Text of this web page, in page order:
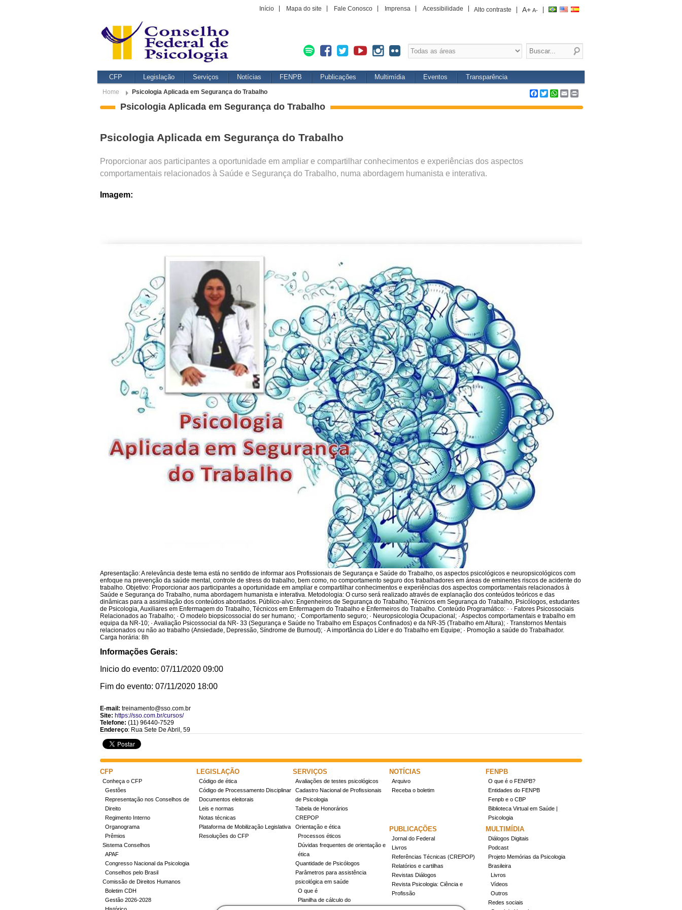
A+ A-
Alto contraste
Início Mapa do site Fale Conosco Imprensa Acessibilidade
CFP Legislação Serviços Notícias FENPB Publicações Multimídia Eventos Transparência
Home Psicologia Aplicada em Segurança do Trabalho Facebook
TwitterWhatsApp
Email
Psicologia Aplicada em Segurança do Trabalho
Psicologia Aplicada em Segurança do Trabalho
Proporcionar aos participantes a oportunidade em ampliar e compartilhar conhecimentos e experiências dos aspectos
comportamentais relacionados à Saúde e Segurança do Trabalho, numa abordagem humanista e interativa.
Imagem:
Apresentação: A relevância deste tema está no sentido de informar aos Profissionais de Segurança e Saúde do Trabalho, os aspectos psicológicos e neuropsicológicos com
enfoque na prevenção da saúde mental, controle de stress do trabalho, bem como, no comportamento seguro dos trabalhadores em áreas de eminentes riscos de acidente do
trabalho. Objetivo: Proporcionar aos participantes a oportunidade em ampliar e compartilhar conhecimentos e experiências dos aspectos comportamentais relacionados à
Saúde e Segurança do Trabalho, numa abordagem humanista e interativa. Metodologia: O curso será realizado através de explanação dos conteúdos teóricos e das
dinâmicas para a assimilação dos conteúdos abordados. Público-alvo: Engenheiros de Segurança do Trabalho, Técnicos em Segurança do Trabalho, Psicólogos, estudantes
de Psicologia, Auxiliares em Enfermagem do Trabalho, Técnicos em Enfermagem do Trabalho e Enfermeiros do Trabalho. Conteúdo Programático: · · Fatores Psicossociais
Relacionados ao Trabalho; · O modelo biopsicossocial do ser humano; · Comportamento seguro; · Neuropsicologia Ocupacional; · Aspectos comportamentais e trabalho em
equipa da NR-10; · Avaliação Psicossocial da NR- 33 (Segurança e Saúde no Trabalho em Espaços Confinados) e da NR-35 (Trabalho em Altura); · Transtornos Mentais
relacionados ou não ao trabalho (Ansiedade, Depressão, Síndrome de Burnout); · A importância do Líder e do Trabalho em Equipe; · Promoção a saúde do Trabalhador.
Carga horária: 8h
Informações Gerais:
Inicio do evento: 07/11/2020 09:00
Fim do evento: 07/11/2020 18:00
E-mail: treinamento@sso.com.br
Site: https://sso.com.br/cursos/
Telefone: (11) 96440-7529
Endereço: Rua Sete De Abril, 59
CFP
Conheça o CFP
Gestões
Representação nos Conselhos de
Direito
Regimento Interno
Organograma
Prêmios
Sistema Conselhos
APAF
Congresso Nacional da Psicologia
Conselhos pelo Brasil
Comissão de Direitos Humanos
Boletim CDH
Gestão 2026-2028
Histórico
LEGISLAÇÃO
Código de ética
Código de Processamento Disciplinar
Documentos eleitorais
Leis e normas
Notas técnicas
Plataforma de Mobilização Legislativa
Resoluções do CFP
SERVIÇOS
Avaliações de testes psicológicos
Cadastro Nacional de Profissionais
de Psicologia
Tabela de Honorários
CREPOP
Orientação e ética
Processos éticos
Dúvidas frequentes de orientação e
ética
Quantidade de Psicólogos
Parâmetros para assistência
psicológica em saúde
O que é
Planilha de cálculo do
NOTÍCIAS
Arquivo
Receba o boletim
FENPB
O que é o FENPB?
Entidades do FENPB
Fenpb e o CBP
Biblioteca Virtual em Saúde |
Psicologia
PUBLICAÇÕES
Jornal do Federal
Livros
Referências Técnicas (CREPOP)
Relatórios e cartilhas
Revistas Diálogos
Revista Psicologia: Ciência e
Profissão
MULTIMÍDIA
Diálogos Digitais
Podcast
Projeto Memórias da Psicologia
Brasileira
Livros
Vídeos
Outros
Redes sociais